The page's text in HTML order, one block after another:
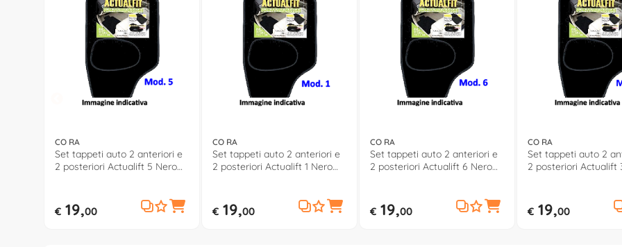
CO RA
Set tappeti auto 2 anteriori e
2 posteriori Actualift 5 Nero
€ 19,00
CO RA
Set tappeti auto 2 anteriori e
2 posteriori Actualift 1 Nero
€ 19,00
CO RA
Set tappeti auto 2 anteriori e
2 posteriori Actualift 6 Nero
€ 19,00
CO RA
Set tappeti auto 2
2 posteriori Actualift
€ 19,00